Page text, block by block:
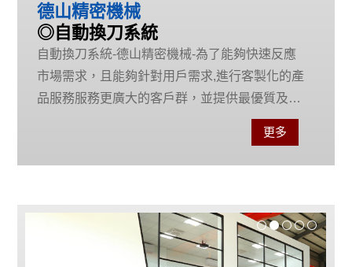
德山精密機械
◎自動換刀系統
自動換刀系統-德山精密機械-為了能夠快速反應
市場需求，且能夠針對用戶需求,進行客製化的產
品服務服務更廣大的客戶群，並提供最優質及競
爭力的刀庫給各工具機廠，進而成為刀庫業界的
更多